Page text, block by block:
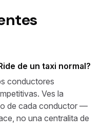
de un taxi normal?
conductores
Ves la
de cada conductor —
no una centralita de